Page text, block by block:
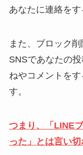
あなたに連絡をす
また、ブロック
SNSであなたの
ねやコメントを
す。
つまり、「LINE
った」とは言い切